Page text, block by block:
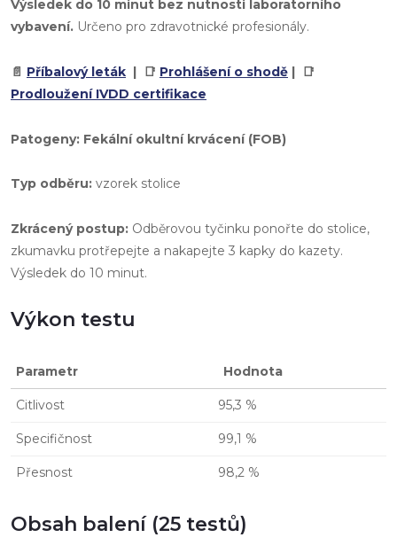
Výsledek do 10 minut bez nutnosti laboratorního
vybavení. Určeno pro zdravotnické profesionály.
📄 Příbalový leták | 📑 Prohlášení o shodě | 📑
Prodloužení IVDD certifikace
Patogeny: Fekální okultní krvácení (FOB)
Typ odběru: vzorek stolice
Zkrácený postup: Odběrovou tyčinku ponořte do stolice,
zkumavku protřepejte a nakapejte 3 kapky do kazety.
Výsledek do 10 minut.
Výkon testu
Parametr Hodnota
Citlivost 95,3 %
Specifičnost 99,1 %
Přesnost 98,2 %
Obsah balení (25 testů)